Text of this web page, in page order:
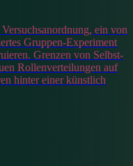
ein von
Gruppen-Experiment
Grenzen von Selbst-
Rollenverteilungen auf
hinter einer künstlich